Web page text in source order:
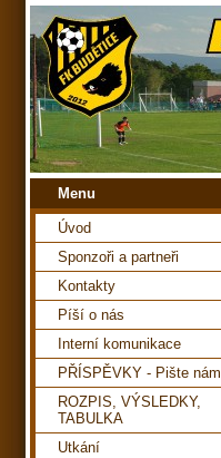
Menu
Úvod
Sponzoři a partneři
Kontakty
Píší o nás
Interní komunikace
PŘÍSPĚVKY - Pište nám
ROZPIS, VÝSLEDKY,
TABULKA
Utkání